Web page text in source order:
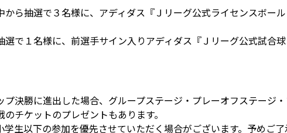
から抽選で３名様に、アディダス『Ｊリーグ公式ライセンスボー
選で１名様に、前選手サイン入りアディダス『Ｊリーグ公式試合
プ決勝に進出した場合、グループステージ・プレーオフステージ
チケットのプレゼントもあります。
学生以下の参加を優先させていただく場合がございます。予めご了